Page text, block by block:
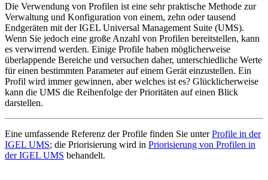
Die Verwendung von Profilen ist eine sehr praktische Methode zur
Verwaltung und Konfiguration von einem, zehn oder tausend
Endgeräten mit der IGEL Universal Management Suite (UMS).
Wenn Sie jedoch eine große Anzahl von Profilen bereitstellen, kann
es verwirrend werden. Einige Profile haben möglicherweise
überlappende Bereiche und versuchen daher, unterschiedliche Werte
für einen bestimmten Parameter auf einem Gerät einzustellen. Ein
Profil wird immer gewinnen, aber welches ist es? Glücklicherweise
kann die UMS die Reihenfolge der Prioritäten auf einen Blick
darstellen.
Eine umfassende Referenz der Profile finden Sie unterProfile in der
IGEL UMS; die Priorisierung wird in Priorisierung von Profilen in
der IGEL UMS behandelt.